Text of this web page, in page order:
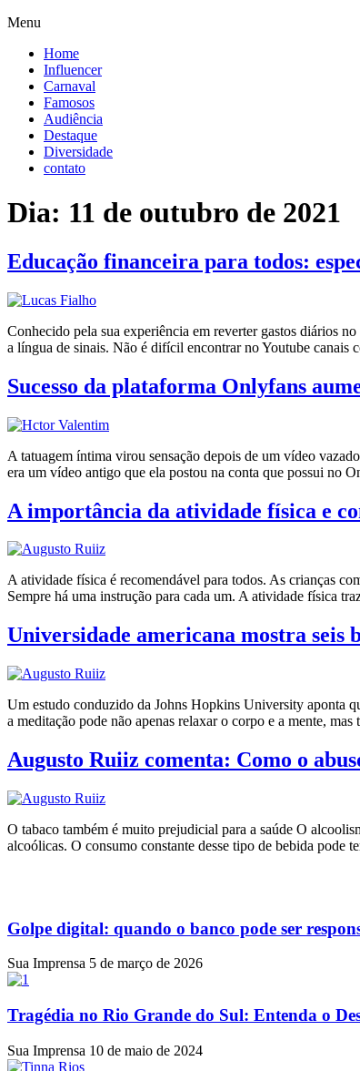
Menu
Home
Influencer
Carnaval
Famosos
Audiência
Destaque
Diversidade
contato
Dia: 11 de outubro de 2021
Educação financeira para todos:
Conhecido pela sua experiência em reverter gastos diários
a língua de sinais. Não é difícil encontrar no Youtube
Sucesso da plataforma Onlyfans
A tatuagem íntima virou sensação depois de um vídeo
era um vídeo antigo que ela postou na conta que possui no
A importância da atividade física e
A atividade física é recomendável para todos. As crianças
Sempre há uma instrução para cada um. A atividade física
Universidade americana mostra seis
Um estudo conduzido da Johns Hopkins University aponta
a meditação pode não apenas relaxar o corpo e a mente,
Augusto Ruiiz comenta: Como o
O tabaco também é muito prejudicial para a saúde O
alcoólicas. O consumo constante desse tipo de bebida
Golpe digital: quando o banco pode ser
Sua Imprensa 5 de março de 2026
Tragédia no Rio Grande do Sul: Entenda o
Sua Imprensa 10 de maio de 2024